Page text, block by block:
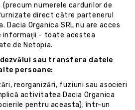
numerele cardurilor de
direct către partenerul
Dacia Organica SRL nu are acces
informaţii - toate acestea
de Netopia.
sau transfera datele
persoane:
reorganizări, fuziuni sau asocieri
activitatea Dacia Organica
pentru aceasta); într-un